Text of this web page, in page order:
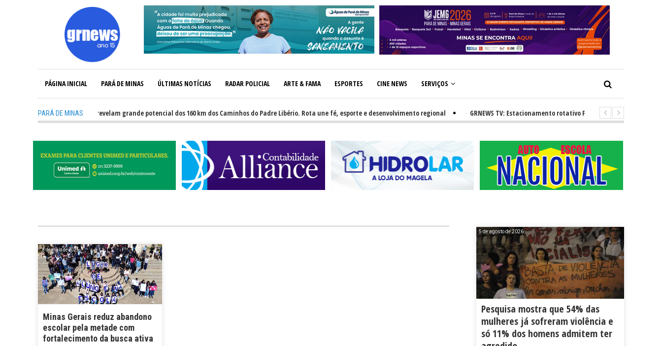
PÁGINA INICIAL PARÁ DE MINAS ÚLTIMAS NOTÍCIAS RADAR POLICIAL ARTE & FAMA ESPORTES CINE NEWS SERVIÇOS
PARÁ DE MINAS
GRNEWS TV: Atletas revelam grande potencial dos 160 km dos Caminhos do Padre Libério. Rota une fé, esporte e desenvolvimento regional GRNEWS TV: Estacionamento rotativo Faixa Azul e novos radares
8 de maio de 2026
Minas Gerais reduz abandono
escolar pela metade com
fortalecimento da busca ativa
5 de agosto de 2026
Pesquisa mostra que 54% das
mulheres já sofreram violência e
só 11% dos homens admitem ter